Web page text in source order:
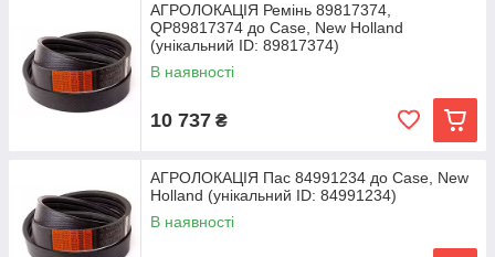
АГРОЛОКАЦІЯ Ремінь 89817374,
QP89817374 до Case, New Holland
(унікальний ID: 89817374)
В наявності
10 737 ₴
АГРОЛОКАЦІЯ Пас 84991234 до Case, New
Holland (унікальний ID: 84991234)
В наявності